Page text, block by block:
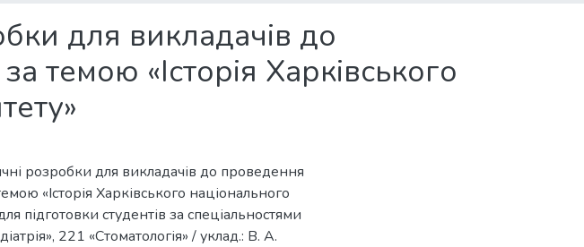
для викладачів до
темою «Історія Харківського
розробки для викладачів до проведення
«Історія Харківського національного
підготовки студентів за спеціальностями
221 «Стоматологія» / уклад.: В. А.